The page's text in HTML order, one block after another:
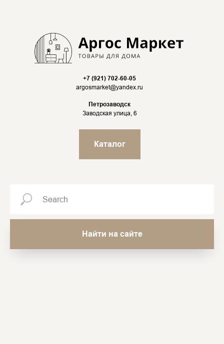
+7 (921) 702-60-05
argosmarket@yandex.ru
Петрозаводск
Заводская улица, 6
Каталог
Найти на сайте